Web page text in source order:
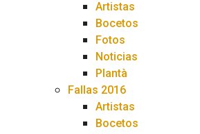
Artistas
Bocetos
Fotos
Noticias
Plantà
Fallas 2016
Artistas
Bocetos